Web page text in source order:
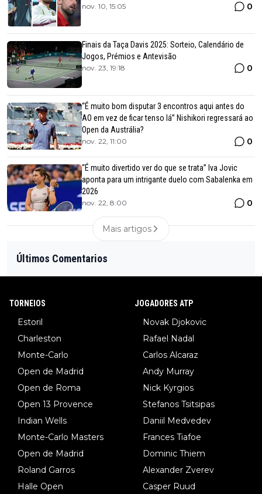
nov. 10, 15:05 0
Finais da Taça Davis 2025: Sorteio, Calendário de
Jogos, Prémios e Antevisão
nov. 23, 19:18 0
“É muito bom disputar 3 encontros aqui antes do
AO em vez de ficar tenso lá” Nishikori regressará ao
Open da Austrália?
nov. 22, 11:00 0
“É muito divertido ver do que se trata” Iva Jovic
aponta para um intrigante duelo com Sabalenka em
2026
nov. 22, 8:00 0
Mais artigos
Últimos Comentarios
TORNEIOS
Estoril
Charleston
Monte-Carlo
Open de Madrid
Open de Roma
Open 13 Provence
Indian Wells
Monte-Carlo Masters
Open de Madrid
Roland Garros
Halle Open
JOGADORES ATP
Novak Djokovic
Rafael Nadal
Carlos Alcaraz
Andy Murray
Nick Kyrgios
Stefanos Tsitsipas
Daniil Medvedev
Frances Tiafoe
Dominic Thiem
Alexander Zverev
Casper Ruud